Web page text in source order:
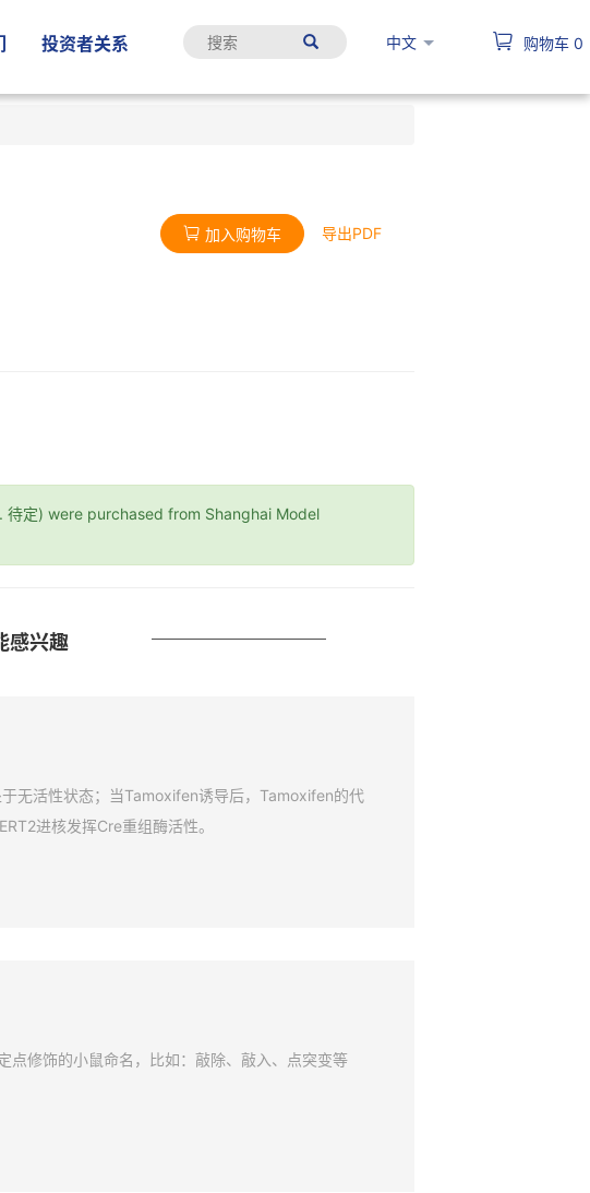
投资者关系 中文 购物车 0
加入购物车 导出PDF
待定) were purchased from Shanghai Model
感兴趣
无活性状态；当Tamoxifen诱导后，Tamoxifen的代
进核发挥Cre重组酶活性。
点修饰的小鼠命名，比如：敲除、敲入、点突变等